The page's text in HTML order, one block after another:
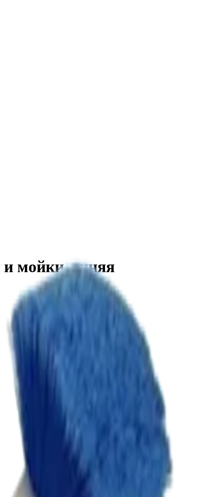
мойки, синяя